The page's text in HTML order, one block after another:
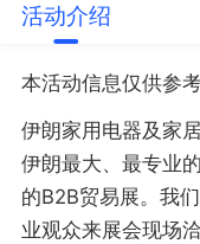
活动介绍
本活动信息仅供参
伊朗家用电器及家
伊朗最大、最专业
的B2B贸易展。我
业观众来展会现场